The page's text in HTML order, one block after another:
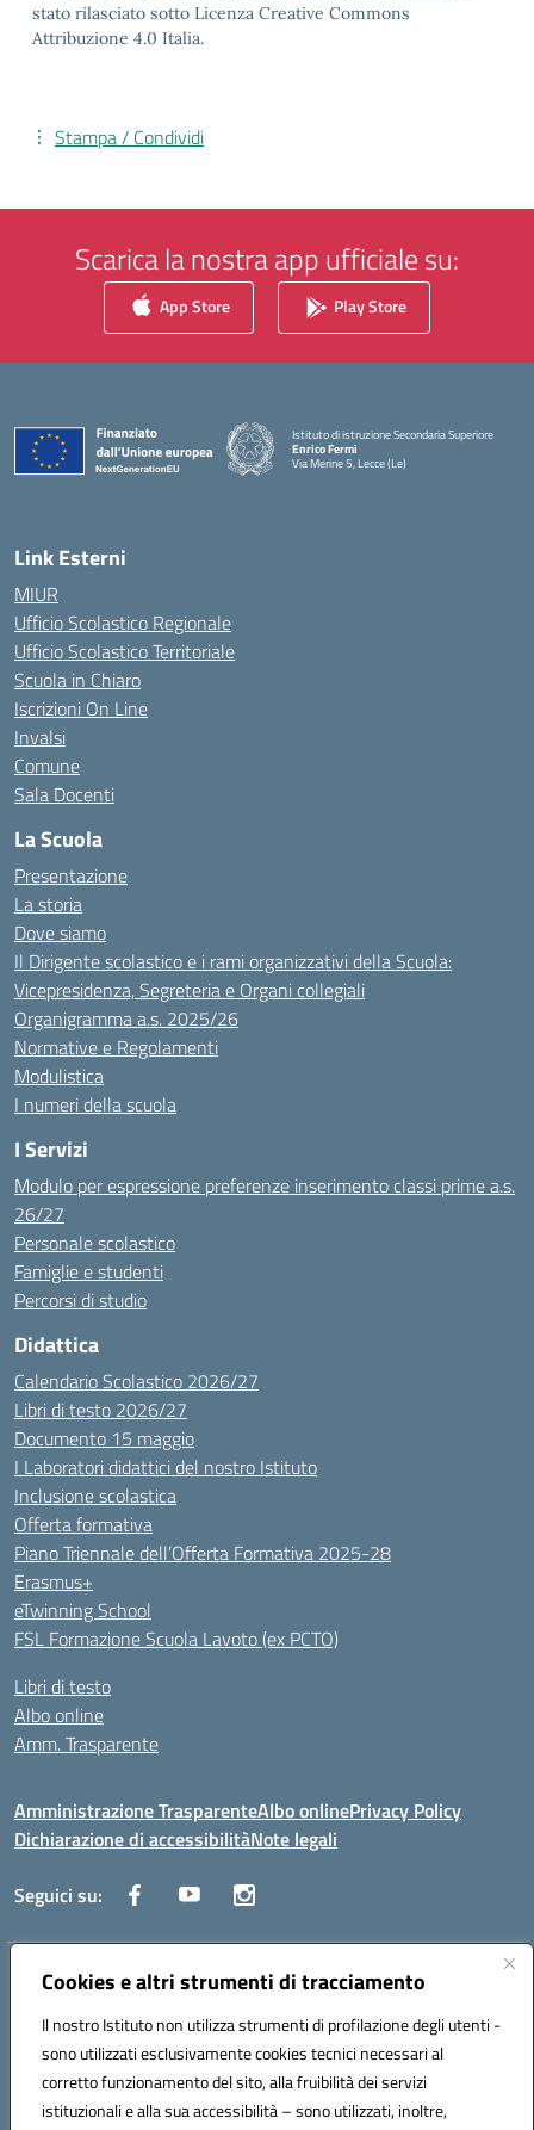
Cookies e altri strumenti di tracciamento
Il nostro Istituto non utilizza strumenti di profilazione degli utenti -
sono utilizzati esclusivamente cookies tecnici necessari al
corretto funzionamento del sito, alla fruibilità dei servizi
istituzionali e alla sua accessibilità – sono utilizzati, inoltre,
stato rilasciato sotto Licenza Creative Commons
Attribuzione 4.0 Italia.
Stampa / Condividi
Scarica la nostra app ufficiale su:
App Store Play Store
Istituto di istruzione Secondaria Superiore
Enrico Fermi
Via Merine 5, Lecce (Le)
Link Esterni
MIUR
Ufficio Scolastico Regionale
Ufficio Scolastico Territoriale
Scuola in Chiaro
Iscrizioni On Line
Invalsi
Comune
Sala Docenti
La Scuola
Presentazione
La storia
Dove siamo
Il Dirigente scolastico e i rami organizzativi della Scuola:
Vicepresidenza, Segreteria e Organi collegiali
Organigramma a.s. 2025/26
Normative e Regolamenti
Modulistica
I numeri della scuola
I Servizi
Modulo per espressione preferenze inserimento classi prime a.s.
26/27
Personale scolastico
Famiglie e studenti
Percorsi di studio
Didattica
Calendario Scolastico 2026/27
Libri di testo 2026/27
Documento 15 maggio
I Laboratori didattici del nostro Istituto
Inclusione scolastica
Offerta formativa
Piano Triennale dell’Offerta Formativa 2025-28
Erasmus+
eTwinning School
FSL Formazione Scuola Lavoto (ex PCTO)
Libri di testo
Albo online
Amm. Trasparente
Amministrazione TrasparenteAlbo onlinePrivacy Policy
Dichiarazione di accessibilitàNote legali
Seguici su:
Indirizzo:Lecce
Posta elettronica certificata (PEC):leis03400t@pec.istruzione.it
Codice fiscale: 80010750752
Codice meccanografico: leis03400t